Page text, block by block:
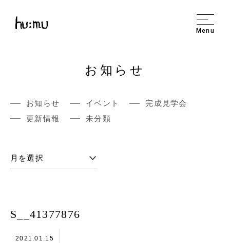
Menu
お知らせ
お知らせ イベント
完成見学会
更新情報
未分類
S__41377876
2021.01.15